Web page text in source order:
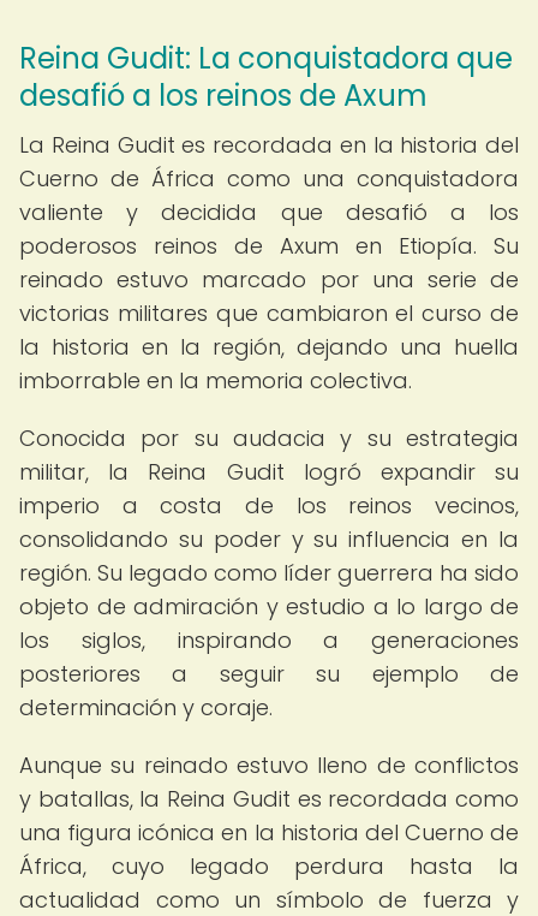
Reina Gudit: La conquistadora que
desafió a los reinos de Axum
La Reina Gudit es recordada en la historia del
Cuerno de África como una conquistadora
valiente y decidida que desafió a los
poderosos reinos de Axum en Etiopía. Su
reinado estuvo marcado por una serie de
victorias militares que cambiaron el curso de
la historia en la región, dejando una huella
imborrable en la memoria colectiva.
Conocida por su audacia y su estrategia
militar, la Reina Gudit logró expandir su
imperio a costa de los reinos vecinos,
consolidando su poder y su influencia en la
región. Su legado como líder guerrera ha sido
objeto de admiración y estudio a lo largo de
los siglos, inspirando a generaciones
posteriores a seguir su ejemplo de
determinación y coraje.
Aunque su reinado estuvo lleno de conflictos
y batallas, la Reina Gudit es recordada como
una figura icónica en la historia del Cuerno de
África, cuyo legado perdura hasta la
actualidad como un símbolo de fuerza y